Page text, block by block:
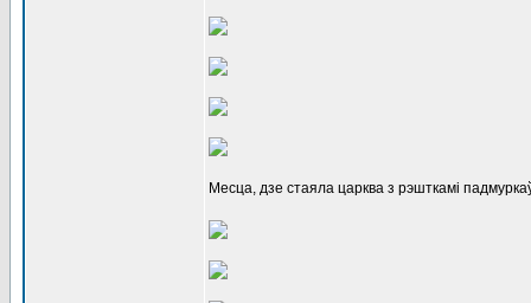
Месца, дзе стаяла царква з рэшткамі